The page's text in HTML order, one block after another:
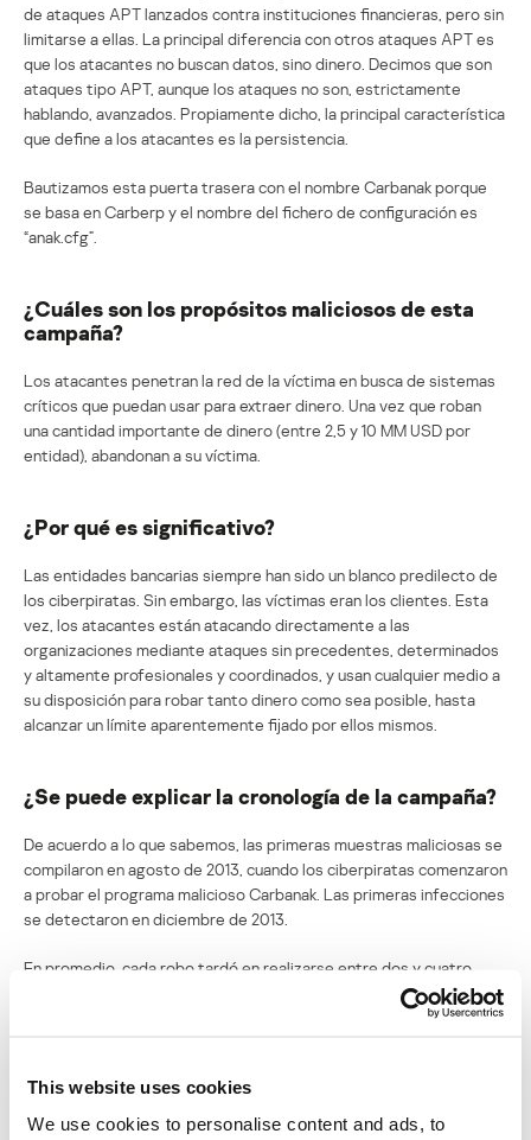
This website uses cookies
We use cookies to personalise content and ads, to
de ataques APT lanzados contra instituciones financieras, pero sin
limitarse a ellas. La principal diferencia con otros ataques APT es
que los atacantes no buscan datos, sino dinero. Decimos que son
ataques tipo APT, aunque los ataques no son, estrictamente
hablando, avanzados. Propiamente dicho, la principal característica
que define a los atacantes es la persistencia.
Bautizamos esta puerta trasera con el nombre Carbanak porque
se basa en Carberp y el nombre del fichero de configuración es
“anak.cfg”.
¿Cuáles son los propósitos maliciosos de esta
campaña?
Los atacantes penetran la red de la víctima en busca de sistemas
críticos que puedan usar para extraer dinero. Una vez que roban
una cantidad importante de dinero (entre 2,5 y 10 MM USD por
entidad), abandonan a su víctima.
¿Por qué es significativo?
Las entidades bancarias siempre han sido un blanco predilecto de
los ciberpiratas. Sin embargo, las víctimas eran los clientes. Esta
vez, los atacantes están atacando directamente a las
organizaciones mediante ataques sin precedentes, determinados
y altamente profesionales y coordinados, y usan cualquier medio a
su disposición para robar tanto dinero como sea posible, hasta
alcanzar un límite aparentemente fijado por ellos mismos.
¿Se puede explicar la cronología de la campaña?
De acuerdo a lo que sabemos, las primeras muestras maliciosas se
compilaron en agosto de 2013, cuando los ciberpiratas comenzaron
a probar el programa malicioso Carbanak. Las primeras infecciones
se detectaron en diciembre de 2013.
En promedio, cada robo tardó en realizarse entre dos y cuatro
meses, desde la infección del primer equipo en la red corporativa
víctimas entre febrero y abril de 2014. El pico de las infecciones se
registró en junio de 2014.